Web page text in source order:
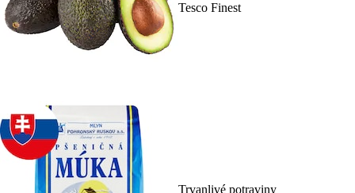
Tesco Finest
Trvanlivé potraviny